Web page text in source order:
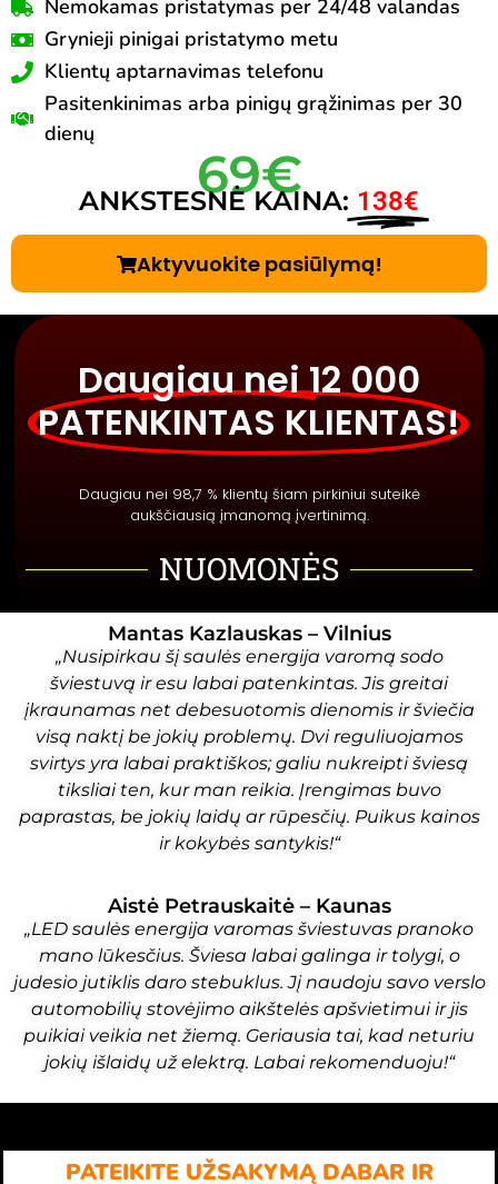
Nemokamas pristatymas per 24/48 valandas
Grynieji pinigai pristatymo metu
Klientų aptarnavimas telefonu
Pasitenkinimas arba pinigų grąžinimas per 30
dienų
69€
ANKSTESNĖ KAINA: 138€
Aktyvuokite pasiūlymą!
Daugiau nei 12 000
PATENKINTAS KLIENTAS!
Daugiau nei 98,7 % klientų šiam pirkiniui suteikė
aukščiausią įmanomą įvertinimą.
NUOMONĖS
Mantas Kazlauskas – Vilnius
„Nusipirkau šį saulės energija varomą sodo
šviestuvą ir esu labai patenkintas. Jis greitai
įkraunamas net debesuotomis dienomis ir šviečia
visą naktį be jokių problemų. Dvi reguliuojamos
svirtys yra labai praktiškos; galiu nukreipti šviesą
tiksliai ten, kur man reikia. Įrengimas buvo
paprastas, be jokių laidų ar rūpesčių. Puikus kainos
ir kokybės santykis!“
Aistė Petrauskaitė – Kaunas
„LED saulės energija varomas šviestuvas pranoko
mano lūkesčius. Šviesa labai galinga ir tolygi, o
judesio jutiklis daro stebuklus. Jį naudoju savo verslo
automobilių stovėjimo aikštelės apšvietimui ir jis
puikiai veikia net žiemą. Geriausia tai, kad neturiu
jokių išlaidų už elektrą. Labai rekomenduoju!“
PATEIKITE UŽSAKYMĄ DABAR IR